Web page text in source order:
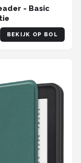
- Basic
BEKIJK OP BOL